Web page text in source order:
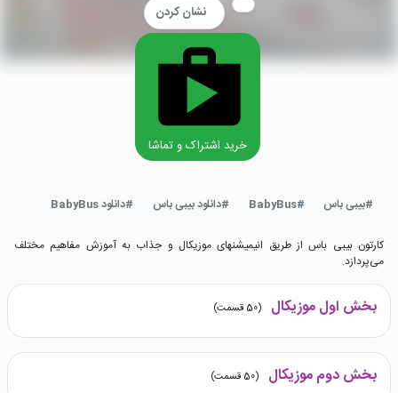
نشان کردن
خرید اشتراک و تماشا
#بیبی باس #
BabyBus
#دانلود بیبی باس #دانلود BabyBus
کارتون بیبی باس از طریق انیمیشنهای موزیکال و جذاب به آموزش مفاهیم مختلف
می‌پردازد.
بخش اول موزیکال (
50 قسمت)
بخش دوم موزیکال (
50 قسمت)